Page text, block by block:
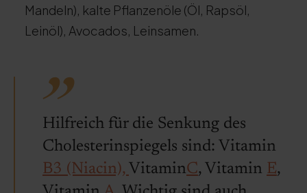
Mandeln), kalte Pflanzenöle (Öl, Rapsöl,
Leinöl), Avocados, Leinsamen.
Hilfreich für die Senkung des
Cholesterinspiegels sind: Vitamin
B3 (Niacin), VitaminC, Vitamin E,